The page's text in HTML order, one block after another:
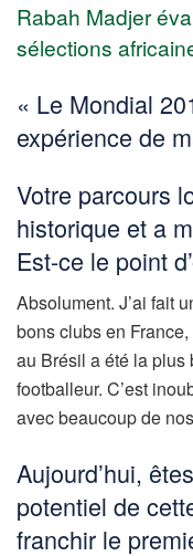
Rabah Madjer
sélections
« Le Mondial
expérience de
Votre parcours
historique et a
Est-ce le point
Absolument. J’ai fait
bons clubs en
au Brésil a été la
footballeur. C’est
avec beaucoup de
Aujourd’hui,
potentiel de
franchir le